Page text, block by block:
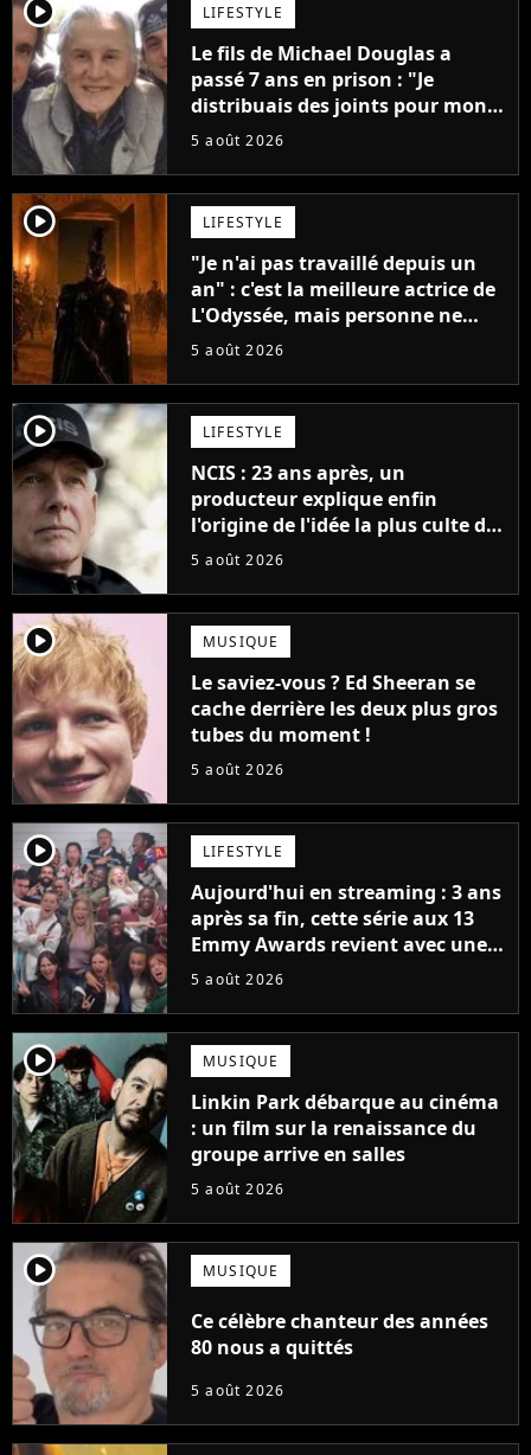
player2 LIFESTYLE
Le fils de Michael Douglas a
passé 7 ans en prison : "Je
distribuais des joints pour mon
père"
5 août 2026
player2 LIFESTYLE
"Je n'ai pas travaillé depuis un
an" : c'est la meilleure actrice de
L'Odyssée, mais personne ne
veut lui donner de rôle au
5 août 2026
player2 LIFESTYLE
NCIS : 23 ans après, un
producteur explique enfin
l'origine de l'idée la plus culte de
la série (et on ne parle pas du
5 août 2026
player2 MUSIQUE
Le saviez-vous ? Ed Sheeran se
cache derrière les deux plus gros
tubes du moment !
5 août 2026
player2 LIFESTYLE
Aujourd'hui en streaming : 3 ans
après sa fin, cette série aux 13
Emmy Awards revient avec une
suite... totalement différente
5 août 2026
player2 MUSIQUE
Linkin Park débarque au cinéma
: un film sur la renaissance du
groupe arrive en salles
5 août 2026
player2 MUSIQUE
Ce célèbre chanteur des années
80 nous a quittés
5 août 2026